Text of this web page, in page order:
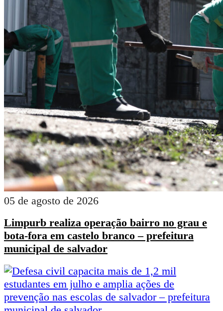
05 de agosto de 2026
Limpurb realiza operação bairro no grau e
bota-fora em castelo branco – prefeitura
municipal de salvador